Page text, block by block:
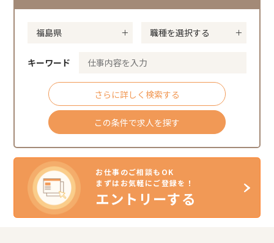
キーワード
さらに詳しく検索する
この条件で求人を探す
お仕事のご相談もOK
まずはお気軽にご登録を！
エントリーする